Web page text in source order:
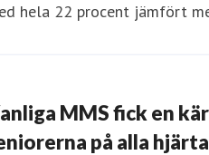
hela 22 procent jämfört
MMS fick en
på alla